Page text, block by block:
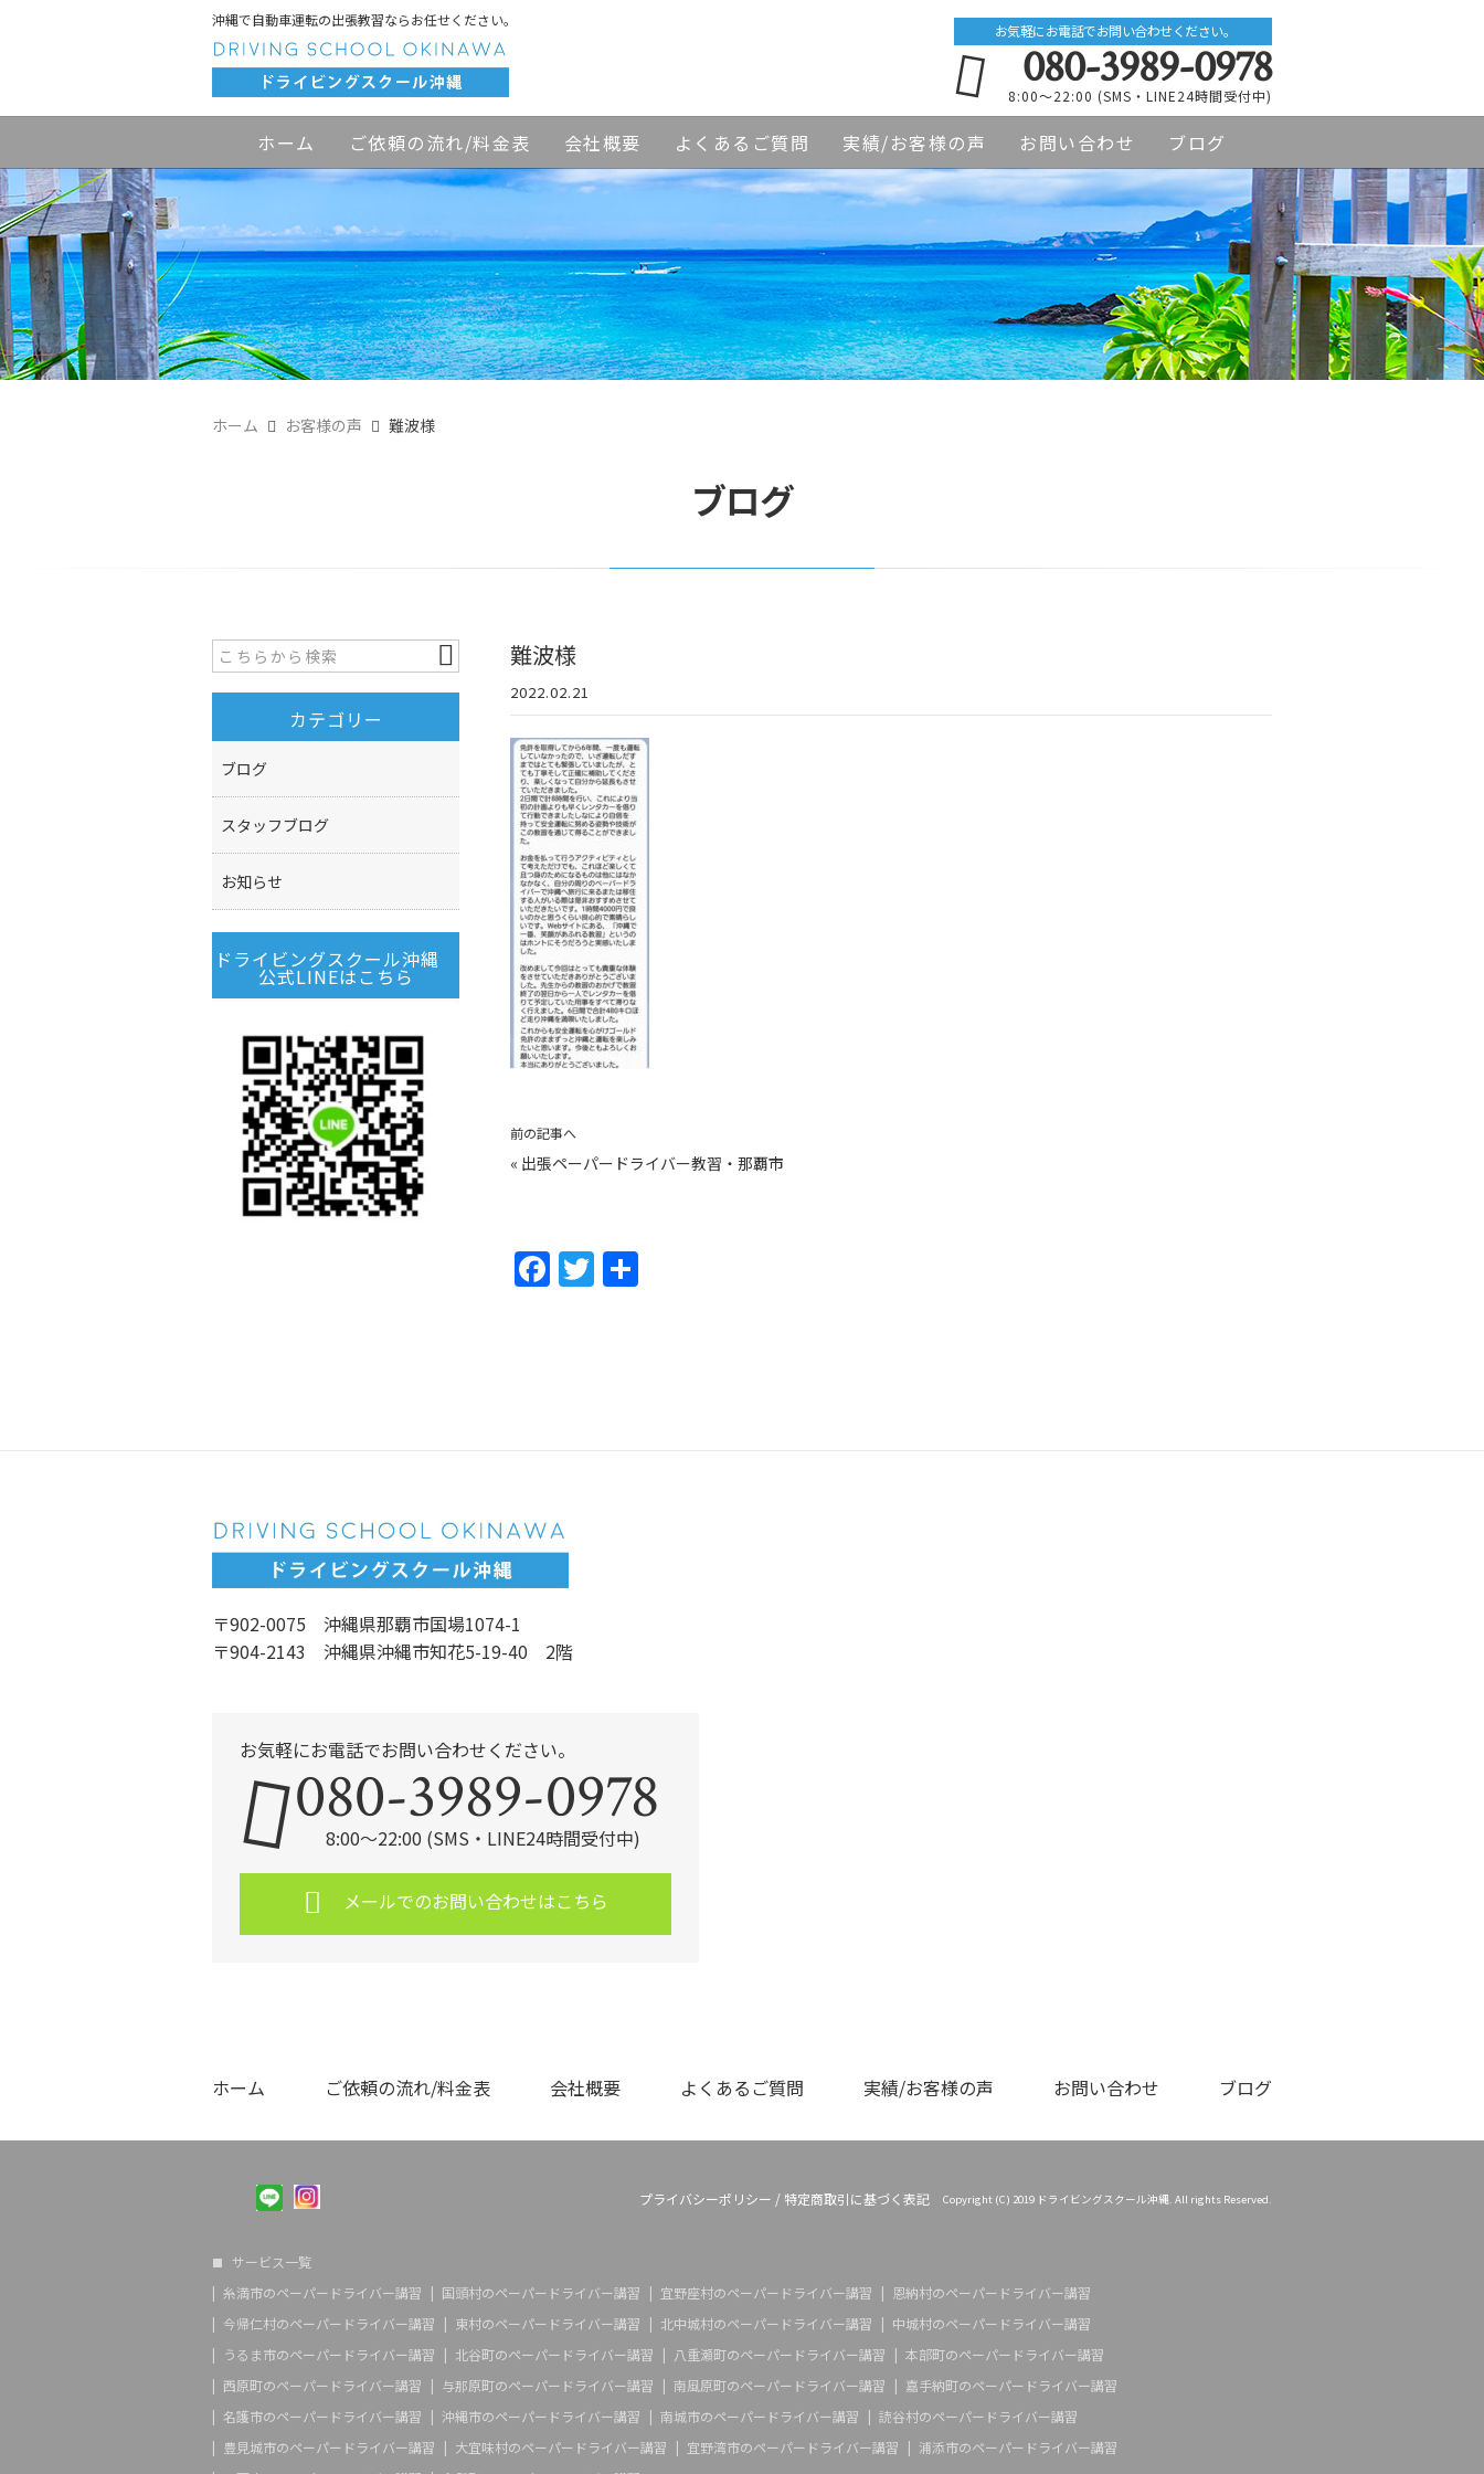
沖縄で自動車運転の出張教習ならお任せください。
お気軽にお電話でお問い合わせください。
080-3989-0978
8:00～22:00 (SMS・LINE24時間受付中)
ホーム ご依頼の流れ/料金表 会社概要 よくあるご質問 実績/お客様の声 お問い合わせ ブログ
ホーム お客様の声 難波様
ブログ
難波様
2022.02.21
前の記事へ
« 出張ペーパードライバー教習・那覇市
F
k
T
カテゴリー
ブログ
スタッフブログ
お知らせ
ドライビングスクール沖縄
公式LINEはこちら
〒902-0075 沖縄県那覇市国場1074-1
〒904-2143 沖縄県沖縄市知花5-19-40 2階
お気軽にお電話でお問い合わせください。
080-3989-0978
8:00～22:00 (SMS・LINE24時間受付中)
メールでのお問い合わせはこちら
ホーム ご依頼の流れ/料金表 会社概要 よくあるご質問 実績/お客様の声 お問い合わせ ブログ
プライバシーポリシー / 特定商取引に基づく表記 Copyright (C) 2019 ドライビングスクール沖縄. All rights Reserved.
サービス一覧
糸満市のペーパードライバー講習
国頭村のペーパードライバー講習 宜野座村のペーパードライバー講習
恩納村のペーパードライバー講習
今帰仁村のペーパードライバー講習
東村のペーパードライバー講習 北中城村のペーパードライバー講習
中城村のペーパードライバー講習
うるま市のペーパードライバー講習
北谷町のペーパードライバー講習 八重瀬町のペーパードライバー講習
本部町のペーパードライバー講習
西原町のペーパードライバー講習
与那原町のペーパードライバー講習 南風原町のペーパードライバー講習
嘉手納町のペーパードライバー講習
名護市のペーパードライバー講習
沖縄市のペーパードライバー講習 南城市のペーパードライバー講習
読谷村のペーパードライバー講習
豊見城市のペーパードライバー講習
大宜味村のペーパードライバー講習 宜野湾市のペーパードライバー講習
浦添市のペーパードライバー講習